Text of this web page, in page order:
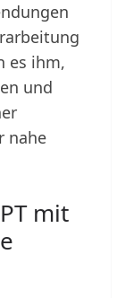
es ihm,
und
nahe
mit